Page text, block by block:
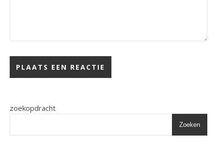
zoekopdracht
Zoeken